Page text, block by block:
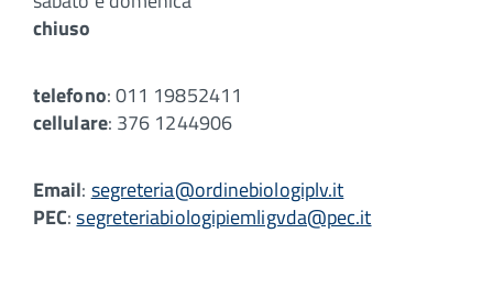
chiuso
telefono: 011 19852411
cellulare: 376 1244906
Email: segreteria@ordinebiologiplv.it
PEC:segreteriabiologipiemligvda@pec.it